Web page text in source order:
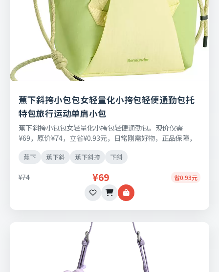
蕉下斜挎小包包女轻量化小挎包轻便通勤包托
特包旅行运动单肩小包
蕉下斜挎小包包女轻量化小挎包轻便通勤包。现价仅需
¥69，原价¥74，立省¥0.93元，日常刚需好物，正品保障，
蕉下 蕉下斜 蕉下斜挎 下斜
¥74 ¥69 省0.93元